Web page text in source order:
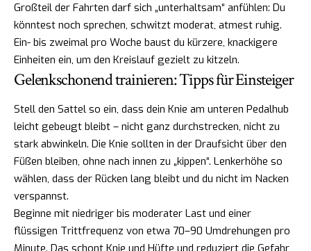
Großteil der Fahrten darf sich „unterhaltsam“ anfühlen: Du
könntest noch sprechen, schwitzt moderat, atmest ruhig.
Ein- bis zweimal pro Woche baust du kürzere, knackigere
Einheiten ein, um den Kreislauf gezielt zu kitzeln.
Gelenkschonend trainieren: Tipps für Einsteiger
Stell den Sattel so ein, dass dein Knie am unteren Pedalhub
leicht gebeugt bleibt – nicht ganz durchstrecken, nicht zu
stark abwinkeln. Die Knie sollten in der Draufsicht über den
Füßen bleiben, ohne nach innen zu „kippen“. Lenkerhöhe so
wählen, dass der Rücken lang bleibt und du nicht im Nacken
verspannst.
Beginne mit niedriger bis moderater Last und einer
flüssigen Trittfrequenz von etwa 70–90 Umdrehungen pro